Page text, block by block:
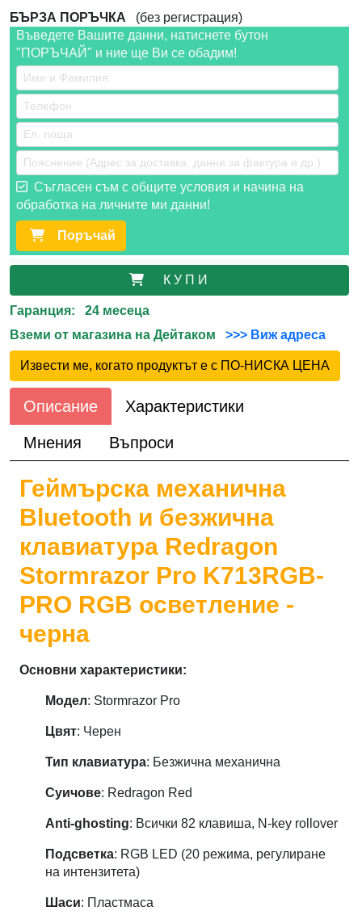
БЪРЗА ПОРЪЧКА (без регистрация)
Въведете Вашите данни, натиснете бутон
"ПОРЪЧАЙ" и ние ще Ви се обадим!
Съгласен съм с общите условия и начина на
обработка на личните ми данни!
Поръчай
К У П И
Гаранция: 24 месеца
Вземи от магазина на Дейтаком
>>> Виж адреса
Извести ме, когато продуктът е с ПО-НИСКА ЦЕНА
Описание Характеристики
Мнения Въпроси
Геймърска механична
Bluetooth и безжична
клавиатура Redragon
Stormrazor Pro K713RGB-
PRO RGB осветление -
черна
Основни характеристики:
Модел: Stormrazor Pro
Цвят: Черен
Тип клавиатура: Безжична механична
Суичове: Redragon Red
Anti-ghosting: Всички 82 клавиша, N-key rollover
Подсветка: RGB LED (20 режима, регулиране
на интензитета)
Шаси: Пластмаса